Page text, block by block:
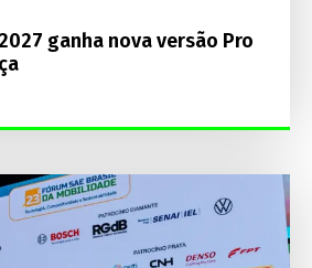
ganha nova versão Pro